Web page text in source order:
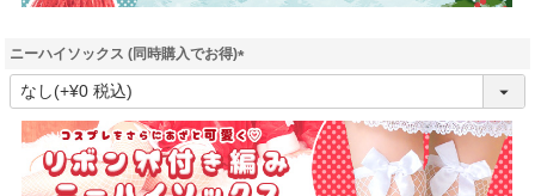
ニーハイソックス (同時購入でお得)
(
須
)